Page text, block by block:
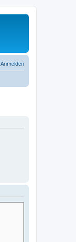
Anmelden